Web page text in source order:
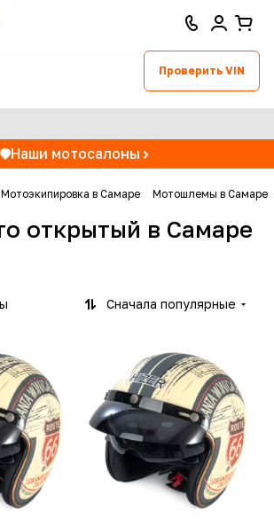
Проверить VIN
Наши мотосалоны
Мотоэкипировка в Самаре Мотошлемы в Самаре
открытый в Самаре
Сначала популярные